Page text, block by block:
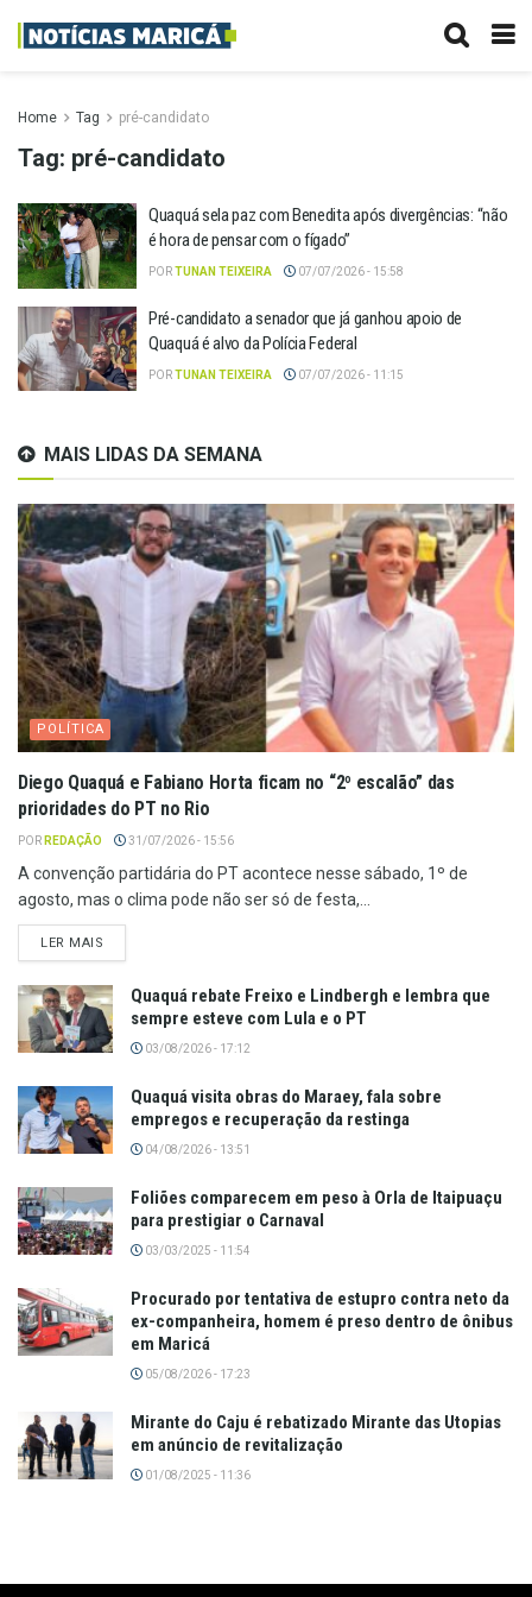
Home Tag pré-candidato
Tag: pré-candidato
Quaquá sela paz com Benedita após divergências: “não
é hora de pensar com o fígado”
PORTUNAN TEIXEIRA 07/07/2026 - 15:58
Pré-candidato a senador que já ganhou apoio de
Quaquá é alvo da Polícia Federal
PORTUNAN TEIXEIRA 07/07/2026 - 11:15
MAIS LIDAS DA SEMANA
POLÍTICA
Diego Quaquá e Fabiano Horta ficam no “2º escalão” das
prioridades do PT no Rio
POR REDAÇÃO 31/07/2026 - 15:56
A convenção partidária do PT acontece nesse sábado, 1º de
agosto, mas o clima pode não ser só de festa,...
LER MAIS
Quaquá rebate Freixo e Lindbergh e lembra que
sempre esteve com Lula e o PT
03/08/2026 - 17:12
Quaquá visita obras do Maraey, fala sobre
empregos e recuperação da restinga
04/08/2026 - 13:51
Foliões comparecem em peso à Orla de Itaipuaçu
para prestigiar o Carnaval
03/03/2025 - 11:54
Procurado por tentativa de estupro contra neto da
ex-companheira, homem é preso dentro de ônibus
em Maricá
05/08/2026 - 17:23
Mirante do Caju é rebatizado Mirante das Utopias
em anúncio de revitalização
01/08/2025 - 11:36